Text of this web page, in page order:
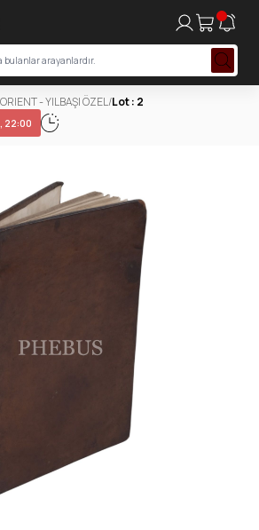
ORIENT - YILBAŞI ÖZEL/Lot : 2
22:00